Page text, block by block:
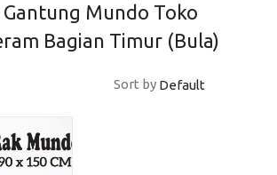
Gantung Mundo Toko
Bagian Timur (Bula)
Sort by